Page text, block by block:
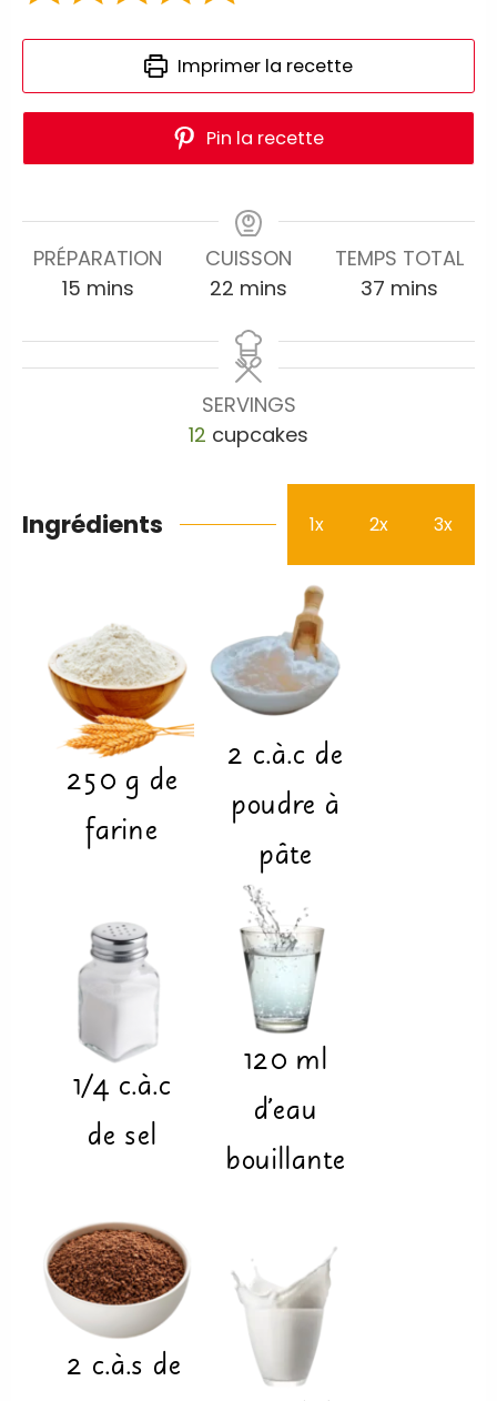
Imprimer la recette
Pin la recette
PRÉPARATION
15 mins
CUISSON
22 mins
TEMPS TOTAL
37 mins
SERVINGS
12 cupcakes
Ingrédients 1x 2x 3x
250 g de
farine
2 c.à.c de
poudre à
pâte
1/4 c.à.c
de sel
120 ml
d'eau
bouillante
2 c.à.s de